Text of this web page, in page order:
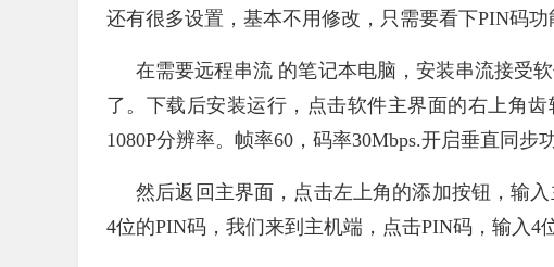
还有很多设置，基本不用修改，只需要看下PIN码功
在需要远程串流 的笔记本电脑，安装串流接受
了。下载后安装运行，点击软件主界面的右上角
1080P分辨率。帧率60，码率30Mbps.开启垂直同步功
然后返回主界面，点击左上角的添加按钮，输
4位的PIN码，我们来到主机端，点击PIN码，输入4